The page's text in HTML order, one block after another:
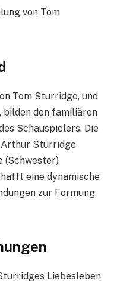
von Tom
Tom Sturridge, und
bilden den familiären
Schauspielers. Die
Arthur Sturridge
(Schwester)
eine dynamische
zur Formung
Liebesleben